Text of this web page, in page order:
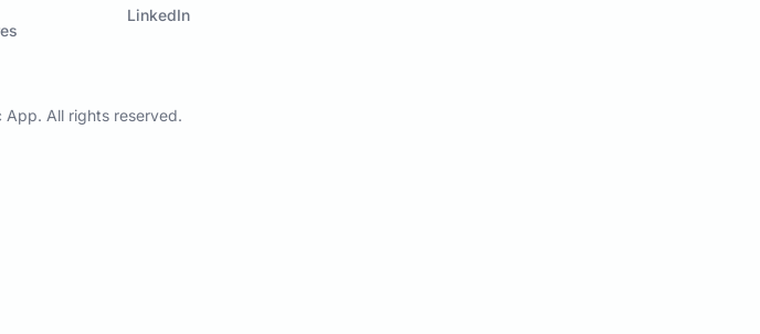
LinkedIn
All rights reserved.